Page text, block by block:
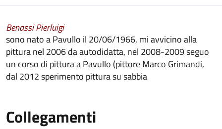
Benassi Pierluigi
sono nato a Pavullo il 20/06/1966, mi avvicino alla
pittura nel 2006 da autodidatta, nel 2008-2009 seguo
un corso di pittura a Pavullo (pittore Marco Grimandi,
dal 2012 sperimento pittura su sabbia
Collegamenti